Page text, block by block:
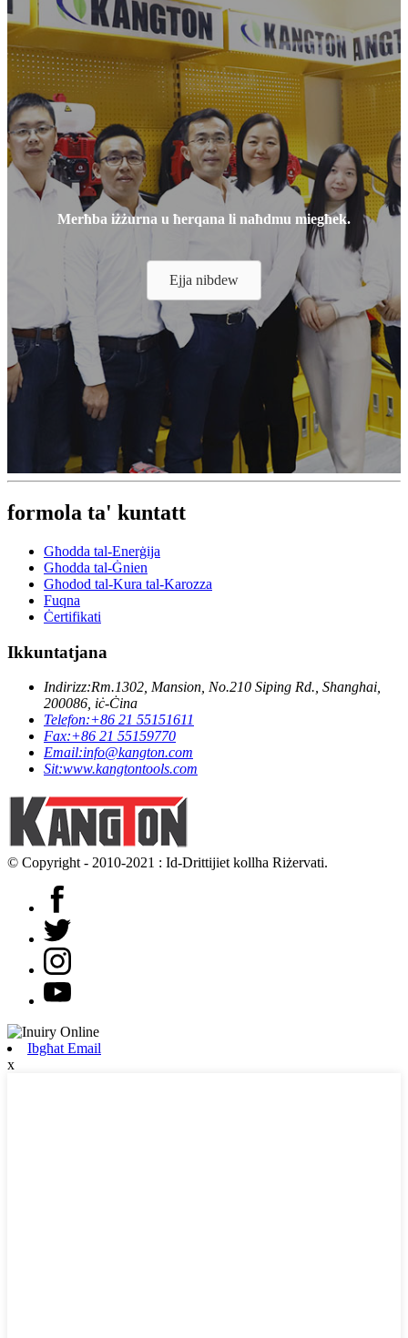
Merħba iżżurna u ħerqana li naħdmu miegħek.
Ejja nibdew
formola ta' kuntatt
Għodda tal-Enerġija
Għodda tal-Ġnien
Għodod tal-Kura tal-Karozza
Fuqna
Ċertifikati
Ikkuntatjana
Indirizz:Rm.1302, Mansion, No.210 Siping Rd., Shanghai,
200086, iċ-Ċina
Telefon:+86 21 55151611
Fax:+86 21 55159770
Email:info@kangton.com
Sit:www.kangtontools.com
© Copyright - 2010-2021 : Id-Drittijiet kollha Riżervati.
Ibgħat Email
x